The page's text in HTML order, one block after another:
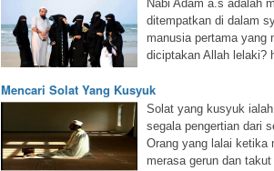
Nabi Adam a.s adalah
ditempatkan di dalam
manusia pertama yang
diciptakan Allah lelaki?
Mencari Solat Yang Kusyuk
Solat yang kusyuk
segala pengertian dari
Orang yang lalai ketika
merasa gerun dan takut